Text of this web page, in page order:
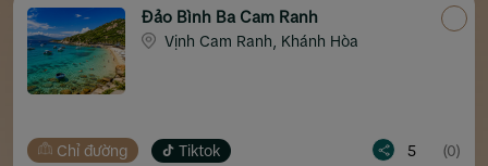
Đảo Bình Ba Cam Ranh
Vịnh Cam Ranh, Khánh Hòa
Chỉ đường Tiktok 5 (0)